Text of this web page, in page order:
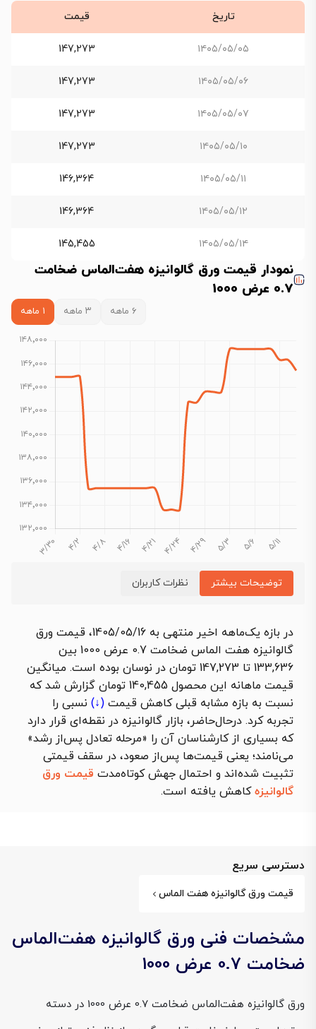
تاریخ قیمت
۱۴۰۵/۰۵/۰۵ 147,273
۱۴۰۵/۰۵/۰۶ 147,273
۱۴۰۵/۰۵/۰۷ 147,273
۱۴۰۵/۰۵/۱۰ 147,273
۱۴۰۵/۰۵/۱۱ 146,364
۱۴۰۵/۰۵/۱۲ 146,364
۱۴۰۵/۰۵/۱۴ 145,455
نمودار قیمت ورق گالوانیزه هفت‌الماس ضخامت
0.7 عرض 1000
۶ ماهه ۳ ماهه ۱ ماهه
توضیحات بیشتر نظرات کاربران
در بازه یک‌ماهه اخیر منتهی به 1405/05/16، قیمت ورق
گالوانیزه هفت الماس ضخامت 0.7 عرض 1000 بین
133,636 تا 147,273 تومان در نوسان بوده است. میانگین
قیمت ماهانه این محصول 140,455 تومان گزارش شد که
نسبت به بازه مشابه قبلیکاهش قیمت (↓) نسبی را
تجربه کرد. درحال‌حاضر، بازار گالوانیزه در نقطه‌ای قرار دارد
که بسیاری از کارشناسان آن را «مرحله تعادل پس‌از رشد»
می‌نامند؛ یعنی قیمت‌ها پس‌از صعود، در سقف قیمتی
تثبیت شده‌اند و احتمال جهش کوتاه‌مدت قیمت ورق
گالوانیزهکاهش یافته است.
دسترسی سریع
قیمت ورق گالوانیزه هفت الماس
مشخصات فنی ورق گالوانیزه هفت‌الماس
ضخامت 0.7 عرض 1000
ورق گالوانیزه هفت‌الماس ضخامت 0.7 عرض 1000 در دسته